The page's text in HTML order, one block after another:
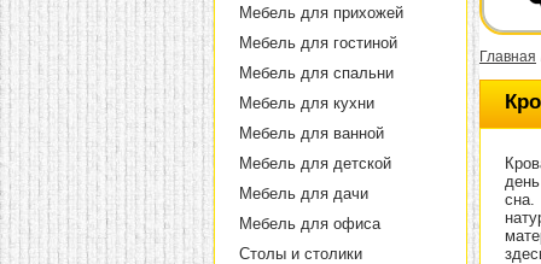
Мебель для прихожей
Мебель для гостиной
Мебель для спальни
Мебель для кухни
Мебель для ванной
Мебель для детской
Мебель для дачи
Мебель для офиса
Столы и столики
Главная